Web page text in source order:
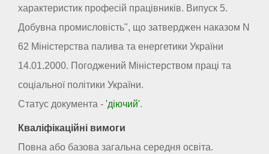
характеристик професій працівників. Випуск 5.
Добувна промисловість", що затверджен наказом N
62 Міністерства палива та енергетики України
14.01.2000. Погоджений Міністерством праці та
соціальної політики України.
Статус документа - 'діючий'.
Кваліфікаційні вимоги
Повна або базова загальна середня освіта.